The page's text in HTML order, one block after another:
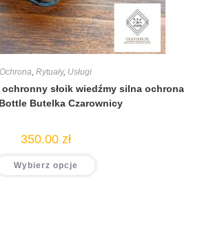
Ochrona, Rytuały, Usługi
słoik wiedźmy silna ochrona
Butelka Czarownicy
350.00 zł
Wybierz opcje